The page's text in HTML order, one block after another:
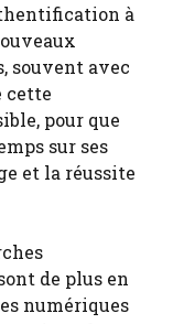
à
souvent avec
cette
pour que
sur ses
et la réussite
de plus en
numériques